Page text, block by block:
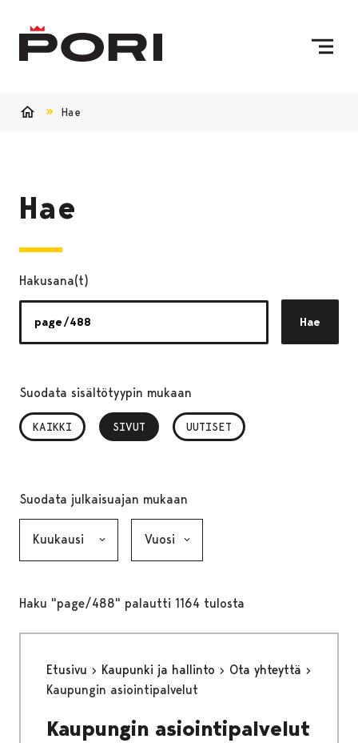
Hae
Hae
Hakusana(t)
Hae
Suodata sisältötyypin mukaan
KAIKKI SIVUT
, VALITTU UUTISET
Suodata julkaisuajan mukaan
Haku "page/488" palautti 1164 tulosta
Etusivu Kaupunki ja hallinto
Ota yhteyttä
Kaupungin asiointipalvelut
Kaupungin asiointipalvelut